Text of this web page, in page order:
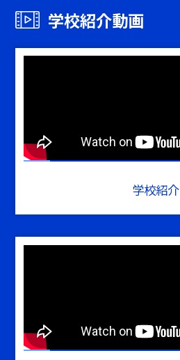
学校紹介動画
学校紹介